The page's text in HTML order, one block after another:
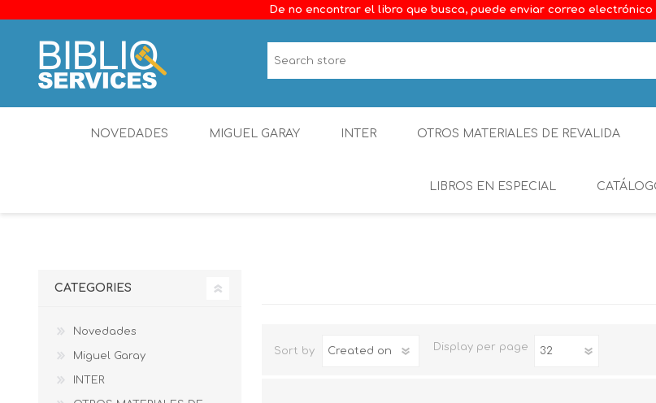
De no encontrar el libro que busca, puede enviar correo
NOVEDADES MIGUEL GARAY INTER OTROS MATERIALES DE REVALIDA
LIBROS EN ESPECIAL
Sort by Display per page
CATEGORIES
Novedades
Miguel Garay
INTER